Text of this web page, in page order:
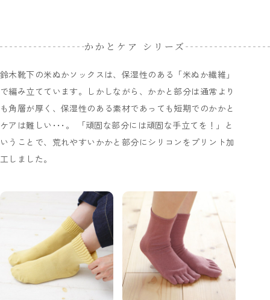
かかとケア シリーズ
鈴木靴下の米ぬかソックスは、保湿性のある「米ぬか繊維」
で編み立てています。しかしながら、かかと部分は通常より
も角層が厚く、保湿性のある素材であっても短期でのかかと
ケアは難しい･･･。 「頑固な部分には頑固な手立てを！」と
いうことで、荒れやすいかかと部分にシリコンをプリント加
工しました。